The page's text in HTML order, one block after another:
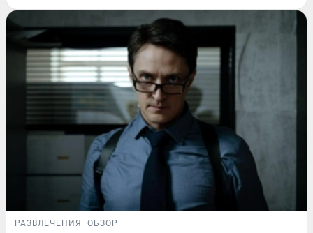
РАЗВЛЕЧЕНИЯ ОБЗОР